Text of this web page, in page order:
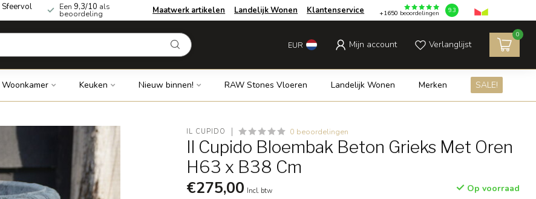
Sfeervol Een 9,3/10 als
beoordeling Maatwerk artikelen Landelijk Wonen Klantenservice +1650 beoordelingen 9.3
EUR Mijn account Verlanglijst
0
Woonkamer Keuken Nieuw binnen! RAW Stones Vloeren Landelijk Wonen Merken SALE!
IL CUPIDO 0 beoordelingen
Il Cupido Bloembak Beton Grieks Met Oren
H63 x B38 Cm
€275,00 Incl. btw Op voorraad